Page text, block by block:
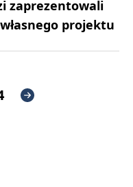
zaprezentowali
projektu